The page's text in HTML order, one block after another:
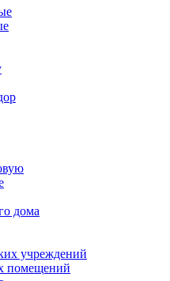
дома
учреждений
помещений